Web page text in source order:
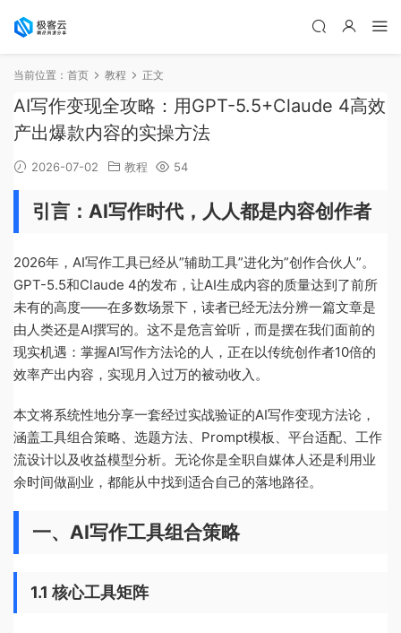
当前位置： 首页 教程 正文
AI写作变现全攻略：用GPT-5.5+Claude 4高效
产出爆款内容的实操方法
2026-07-02 教程 54
引言：AI写作时代，人人都是内容创作者
2026年，AI写作工具已经从”辅助工具”进化为”创作合伙人”。
GPT-5.5和Claude 4的发布，让AI生成内容的质量达到了前所
未有的高度——在多数场景下，读者已经无法分辨一篇文章是
由人类还是AI撰写的。这不是危言耸听，而是摆在我们面前的
现实机遇：掌握AI写作方法论的人，正在以传统创作者10倍的
效率产出内容，实现月入过万的被动收入。
本文将系统性地分享一套经过实战验证的AI写作变现方法论，
涵盖工具组合策略、选题方法、Prompt模板、平台适配、工作
流设计以及收益模型分析。无论你是全职自媒体人还是利用业
余时间做副业，都能从中找到适合自己的落地路径。
一、AI写作工具组合策略
1.1 核心工具矩阵